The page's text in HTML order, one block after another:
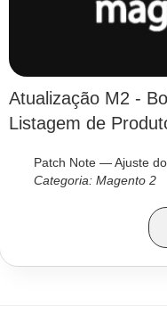
Atualização M2 -
Listagem de
Patch Note — Ajuste
Categoria: Magento 2